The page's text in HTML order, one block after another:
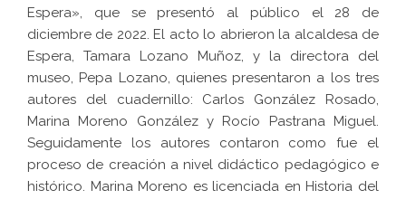
Espera», que se presentó al público el 28 de
diciembre de 2022. El acto lo abrieron la alcaldesa de
Espera, Tamara Lozano Muñoz, y la directora del
museo, Pepa Lozano, quienes presentaron a los tres
autores del cuadernillo: Carlos González Rosado,
Marina Moreno González y Rocío Pastrana Miguel.
Seguidamente los autores contaron como fue el
proceso de creación a nivel didáctico pedagógico e
histórico. Marina Moreno es licenciada en Historia del